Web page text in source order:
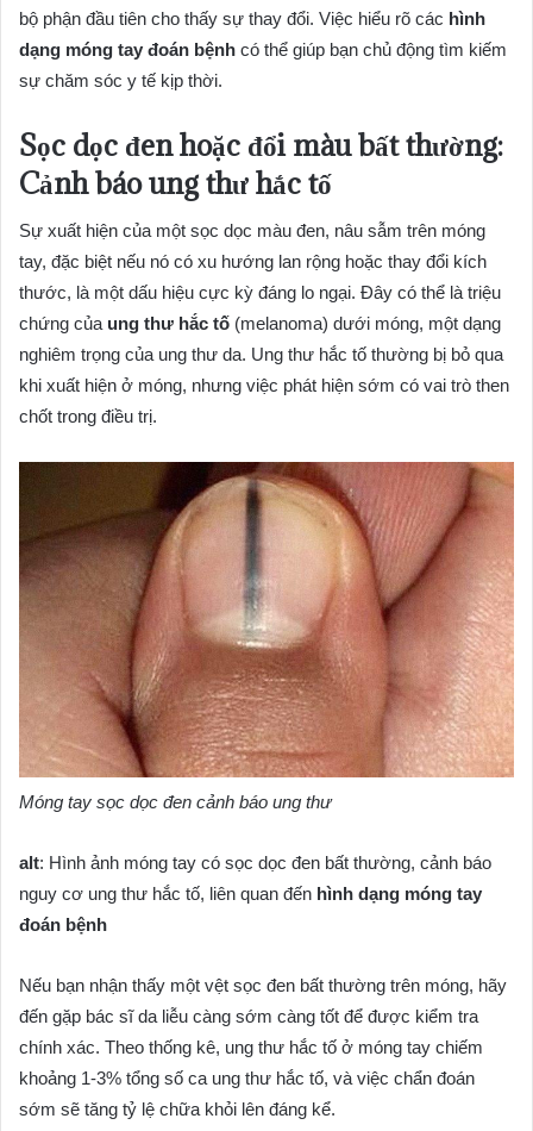
bộ phận đầu tiên cho thấy sự thay đổi. Việc hiểu rõ các hình
dạng móng tay đoán bệnh có thể giúp bạn chủ động tìm kiếm
sự chăm sóc y tế kịp thời.
Sọc dọc đen hoặc đổi màu bất thường:
Cảnh báo ung thư hắc tố
Sự xuất hiện của một sọc dọc màu đen, nâu sẫm trên móng
tay, đặc biệt nếu nó có xu hướng lan rộng hoặc thay đổi kích
thước, là một dấu hiệu cực kỳ đáng lo ngại. Đây có thể là triệu
chứng của ung thư hắc tố (melanoma) dưới móng, một dạng
nghiêm trọng của ung thư da. Ung thư hắc tố thường bị bỏ qua
khi xuất hiện ở móng, nhưng việc phát hiện sớm có vai trò then
chốt trong điều trị.
Móng tay sọc dọc đen cảnh báo ung thư
alt: Hình ảnh móng tay có sọc dọc đen bất thường, cảnh báo
nguy cơ ung thư hắc tố, liên quan đến hình dạng móng tay
đoán bệnh
Nếu bạn nhận thấy một vệt sọc đen bất thường trên móng, hãy
đến gặp bác sĩ da liễu càng sớm càng tốt để được kiểm tra
chính xác. Theo thống kê, ung thư hắc tố ở móng tay chiếm
khoảng 1-3% tổng số ca ung thư hắc tố, và việc chẩn đoán
sớm sẽ tăng tỷ lệ chữa khỏi lên đáng kể.